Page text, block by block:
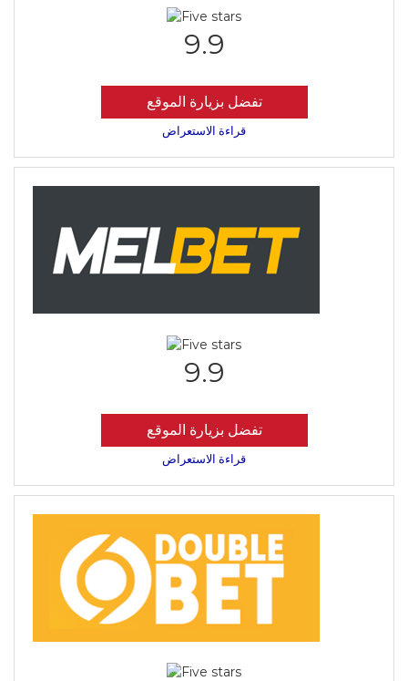
9.9
تفضل بزيارة الموقع
قراءة الاستعراض
9.9
تفضل بزيارة الموقع
قراءة الاستعراض